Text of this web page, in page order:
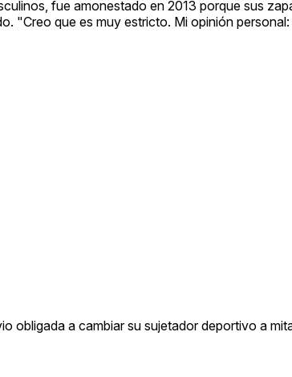
fue amonestado en 2013 porque sus
"Creo que es muy estricto. Mi opinión
obligada a cambiar su sujetador deportivo a